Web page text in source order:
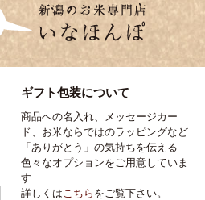
ギフト包装について
商品への名入れ、メッセージカー
ド、お米ならではのラッピングなど
「ありがとう」の気持ちを伝える
色々なオプションをご用意していま
す
詳しくはこちら をご覧下さい。